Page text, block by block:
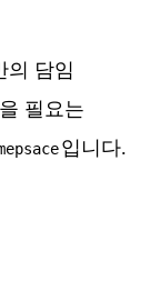
의 담임
필요는
입니다.